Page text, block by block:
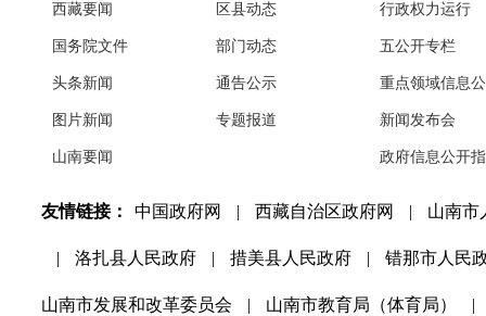
西藏要闻
国务院文件
头条新闻
图片新闻
山南要闻
区县动态
部门动态
通告公示
专题报道
行政权力运行
五公开专栏
重点领域信息
新闻发布会
政府信息公开
友情链接： 中国政府网 | 西藏自治区政府网 | 山南市
| 洛扎县人民政府 | 措美县人民政府 | 错那市人民
山南市发展和改革委员会 | 山南市教育局（体育局） |